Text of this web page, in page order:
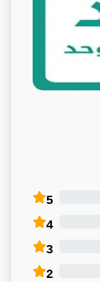
5
4
3
2